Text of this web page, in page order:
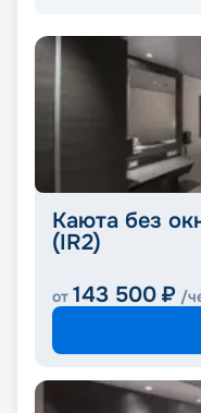
Каюта без
(IR2)
от 143 500 ₽ /